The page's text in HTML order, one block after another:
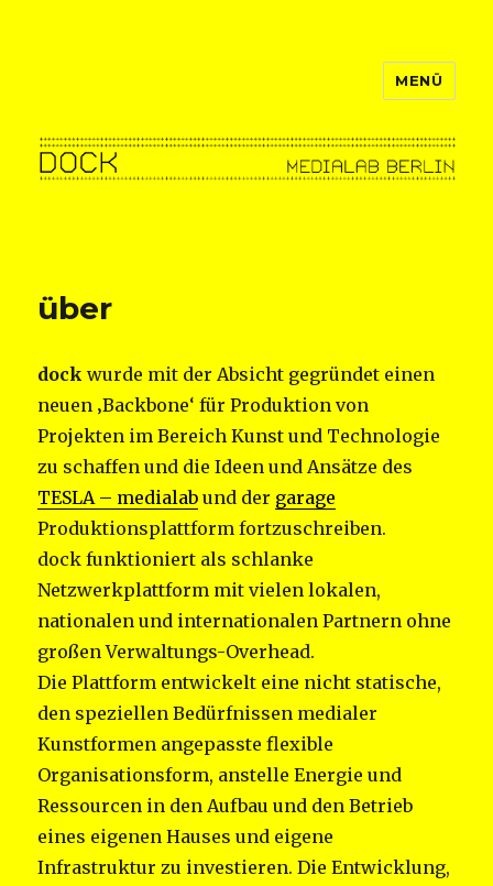
MENÜ
über
dock wurde mit der Absicht gegründet einen
neuen ‚Backbone‘ für Produktion von
Projekten im Bereich Kunst und Technologie
zu schaffen und die Ideen und Ansätze des
TESLA – medialab und der garage
Produktionsplattform fortzuschreiben.
dock funktioniert als schlanke
Netzwerkplattform mit vielen lokalen,
nationalen und internationalen Partnern ohne
großen Verwaltungs-Overhead.
Die Plattform entwickelt eine nicht statische,
den speziellen Bedürfnissen medialer
Kunstformen angepasste flexible
Organisationsform, anstelle Energie und
Ressourcen in den Aufbau und den Betrieb
eines eigenen Hauses und eigene
Infrastruktur zu investieren. Die Entwicklung,